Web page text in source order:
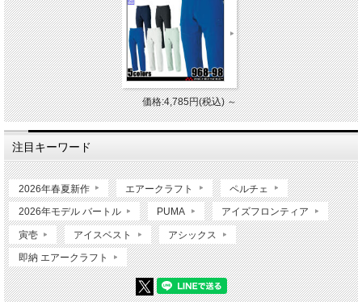
価格:4,785円(税込)～
注目キーワード
2026年春夏新作 エアークラフト ペルチェ
2026年モデル バートル PUMA アイズフロンティア
寅壱 アイスベスト アシックス
即納 エアークラフト